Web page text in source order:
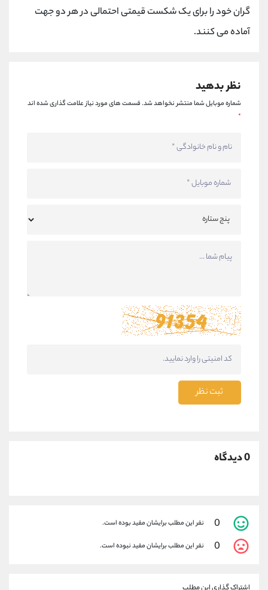
گران خود را برای یک شکست قیمتی احتمالی در هر دو جهت
آماده می کنند.
نظر بدهید
شماره موبایل شما منتشر نخواهد شد.قسمت های مورد نیاز علامت گذاری شده اند
*
ثبت نظر
0 دیدگاه
0 نفر این مطلب برایشان مفید بوده است.
0 نفر این مطلب برایشان مفید نبوده است.